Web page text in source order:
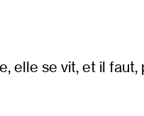
elle se vit, et il faut,